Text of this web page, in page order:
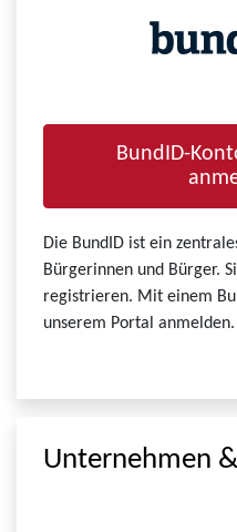
BundID-
Die BundID ist ein
Bürgerinnen und Bürger.
registrieren. Mit einem
unserem Portal anmelden.
Unternehmen